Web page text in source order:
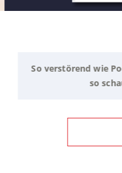
So verstörend wie
so